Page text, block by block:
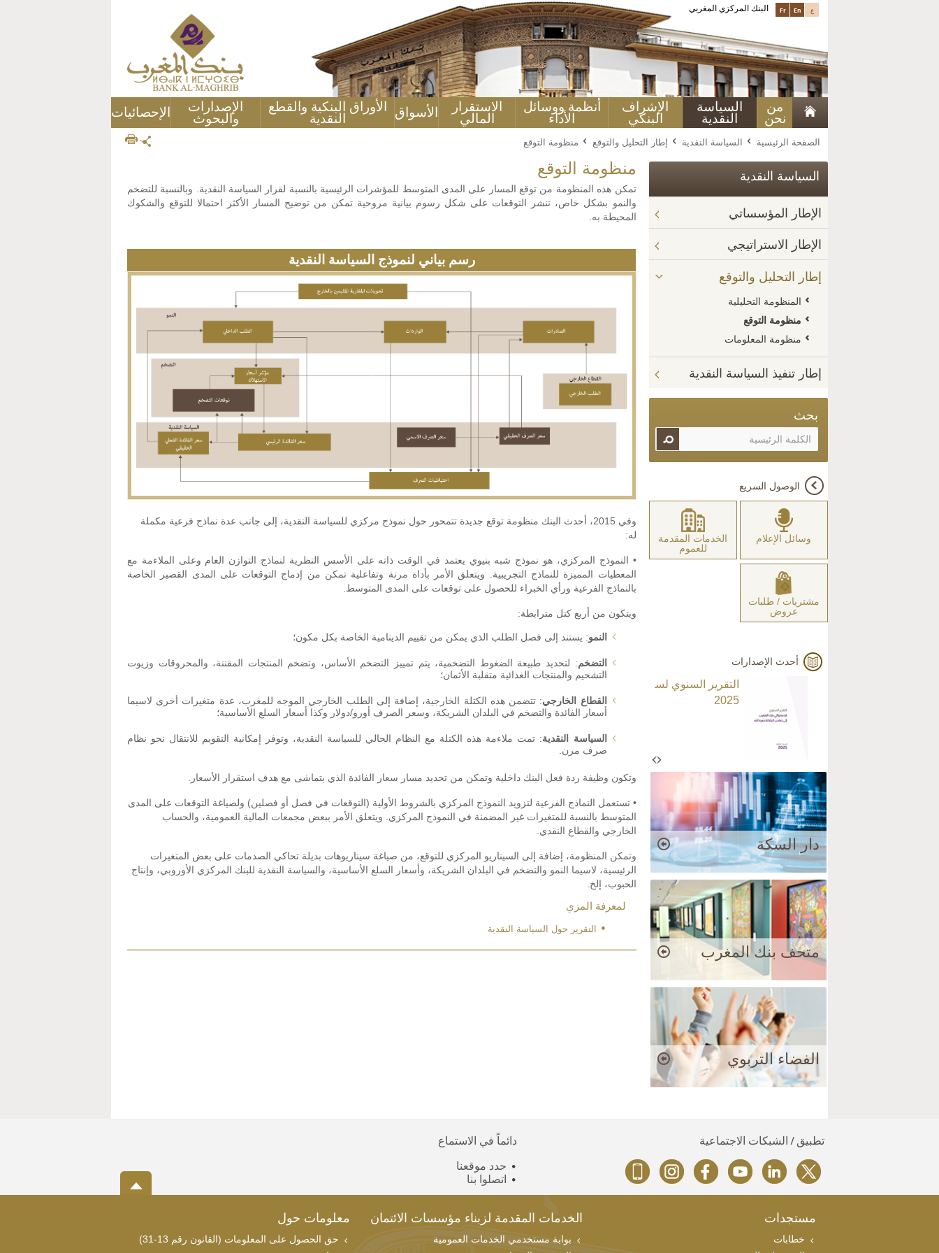
البنك المركزي المغربي Fr En ع
من
نحن
السياسة
النقدية
الإشراف
البنكي
أنظمة ووسائل
الأداء
الاستقرار
المالي
الأسواق
الأوراق البنكية والقطع
النقدية
الإصدارات
والبحوث
الإحصائيات
الصفحة الرئيسية السياسة النقدية إطار التحليل والتوقع منظومة التوقع
منظومة التوقع
تمكن هذه المنظومة من توقع المسار على المدى المتوسط للمؤشرات الرئيسية بالنسبة لقرار السياسة النقدية. وبالنسبة للتضخم
والنمو بشكل خاص، تنشر التوقعات على شكل رسوم بيانية مروحية تمكن من توضيح المسار الأكثر احتمالا للتوقع والشكوك
المحيطة به.
رسم بياني لنموذج السياسة النقدية
وفي 2015، أحدث البنك منظومة توقع جديدة تتمحور حول نموذج مركزي للسياسة النقدية، إلى جانب عدة نماذج فرعية مكملة
له:
• النموذج المركزي، هو نموذج شبه بنيوي يعتمد في الوقت ذاته على الأسس النظرية لنماذج التوازن العام وعلى الملاءمة مع
المعطيات المميزة للنماذج التجريبية. ويتعلق الأمر بأداة مرنة وتفاعلية تمكن من إدماج التوقعات على المدى القصير الخاصة
بالنماذج الفرعية ورأي الخبراء للحصول على توقعات على المدى المتوسط.
ويتكون من أربع كتل مترابطة:
النمو: يستند إلى فصل الطلب الذي يمكن من تقييم الدينامية الخاصة بكل مكون؛
التضخم: لتحديد طبيعة الضغوط التضخمية، يتم تمييز التضخم الأساس، وتضخم المنتجات المقننة، والمحروقات وزيوت
التشحيم والمنتجات الغذائية متقلبة الأثمان؛
القطاع الخارجي: تتضمن هذه الكتلة الخارجية، إضافة إلى الطلب الخارجي الموجه للمغرب، عدة متغيرات أخرى لاسيما
أسعار الفائدة والتضخم في البلدان الشريكة، وسعر الصرف أورو/دولار وكذا أسعار السلع الأساسية؛
السياسة النقدية: تمت ملاءمة هذه الكتلة مع النظام الحالي للسياسة النقدية، وتوفر إمكانية التقويم للانتقال نحو نظام
صرف مرن.
وتكون وظيفة ردة فعل البنك داخلية وتمكن من تحديد مسار سعار الفائدة الذي يتماشى مع هدف استقرار الأسعار.
• تستعمل النماذج الفرعية لتزويد النموذج المركزي بالشروط الأولية (التوقعات في فصل أو فصلين) ولصياغة التوقعات على المدى
المتوسط بالنسبة للمتغيرات غير المضمنة في النموذج المركزي. ويتعلق الأمر ببعض مجمعات المالية العمومية، والحساب
الخارجي والقطاع النقدي.
وتمكن المنظومة، إضافة إلى السيناريو المركزي للتوقع، من صياغة سيناريوهات بديلة تحاكي الصدمات على بعض المتغيرات
الرئيسية، لاسيما النمو والتضخم في البلدان الشريكة، وأسعار السلع الأساسية، والسياسة النقدية للبنك المركزي الأوروبي، وإنتاج
الحبوب، إلخ.
لمعرفة المزي
التقرير حول السياسة النقدية
السياسة النقدية
الإطار المؤسساتي
الإطار الاستراتيجي
إطار التحليل والتوقع
المنظومة التحليلية
منظومة التوقع
منظومة المعلومات
إطار تنفيذ السياسة النقدية
بحث
الوصول السريع
وسائل الإعلام
الخدمات المقدمة
للعموم
مشتريات / طلبات
عروض
أحدث الإصدارات
العقارية - 2026
الاستقصاء الشهري
حول الظرفية
الصناعية - 2026
التقرير السنوي لسنة
2025
دار السكة
متحف بنك المغرب
الفضاء التربوي
تطبيق / الشبكات الاجتماعية دائماً في الاستماع
حدد موقعنا
اتصلوا بنا
مستجدات
خطابات
الخدمات المقدمة لزبناء مؤسسات الائتمان
بوابة مستخدمي الخدمات العمومية
معلومات حول
حق الحصول على المعلومات (القانون رقم 13-31)